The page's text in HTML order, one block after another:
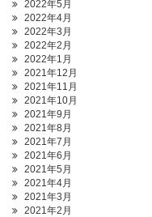
2022年5月
2022年4月
2022年3月
2022年2月
2022年1月
2021年12月
2021年11月
2021年10月
2021年9月
2021年8月
2021年7月
2021年6月
2021年5月
2021年4月
2021年3月
2021年2月